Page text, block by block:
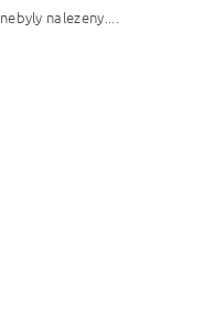
nebyly nalezeny....